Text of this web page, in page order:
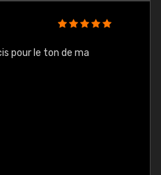
pour le ton de ma